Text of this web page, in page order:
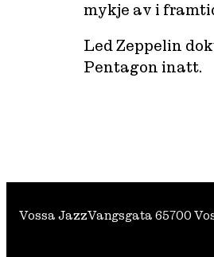
mykje av i
Led Zeppelin
Pentagon inatt.
Vossa JazzVangsgata 65700